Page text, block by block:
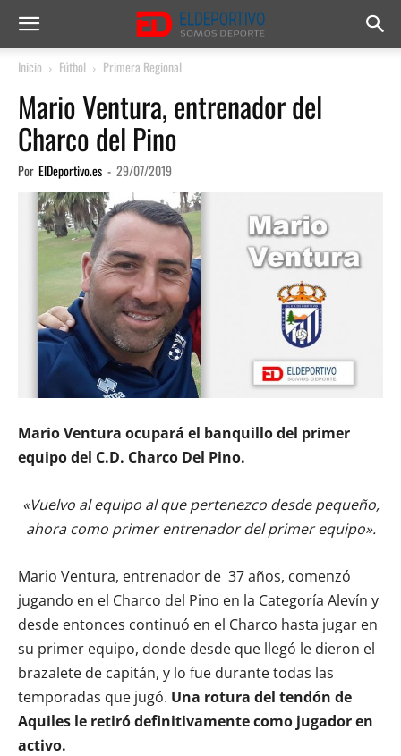
Inicio Fútbol Primera Regional
Mario Ventura, entrenador del
Charco del Pino
Por ElDeportivo.es - 29/07/2019
Mario Ventura ocupará el banquillo del primer
equipo del C.D. Charco Del Pino.
«Vuelvo al equipo al que pertenezco desde pequeño,
ahora como primer entrenador del primer equipo».
Mario Ventura, entrenador de 37 años, comenzó
jugando en el Charco del Pino en la Categoría Alevín y
desde entonces continuó en el Charco hasta jugar en
su primer equipo, donde desde que llegó le dieron el
brazalete de capitán, y lo fue durante todas las
temporadas que jugó. Una rotura del tendón de
Aquiles le retiró definitivamente como jugador en
activo.